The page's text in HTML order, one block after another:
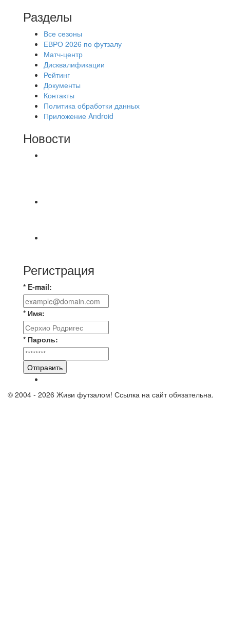
Разделы
Все сезоны
ЕВРО 2026 по футзалу
Матч-центр
Дисквалификации
Рейтинг
Документы
Контакты
Политика обработки данных
Приложение Android
Новости
Регистрация
* E-mail:
* Имя:
* Пароль:
Отправить
© 2004 - 2026 Живи футзалом! Ссылка на сайт обязательна.